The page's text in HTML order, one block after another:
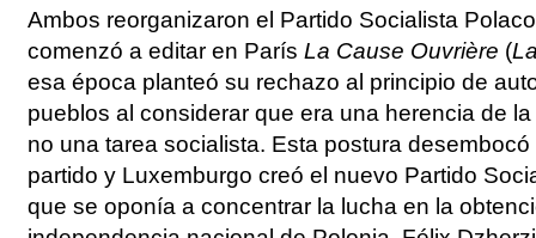
Ambos reorganizaron el Partido Socialista
comenzó a editar en ParísLa Cause Ouvrière (
esa época planteó su rechazo al principio de
pueblos al considerar que era una herencia de
no una tarea socialista. Esta postura
partido y Luxemburgo creó el nuevo Partido
que se oponía a concentrar la lucha en la